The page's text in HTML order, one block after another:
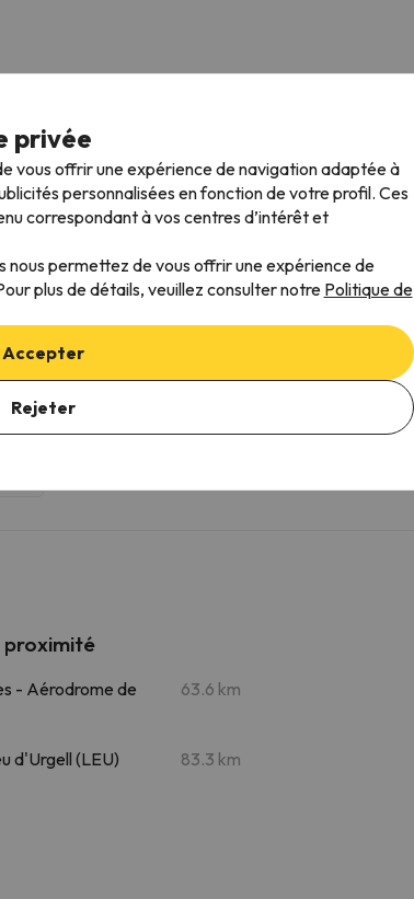
Carrousel
min Privilège
min Serre Doumenge
min Barbioules
- Aérodrome de
63.6 km
d'Urgell (LEU) 83.3 km
privée
vous offrir une expérience de navigation adaptée à
personnalisées en fonction de votre profil. Ces
correspondant à vos centres d’intérêt et
nous permettez de vous offrir une expérience de
plus de détails, veuillez consulter notrePolitique de
Accepter
Rejeter